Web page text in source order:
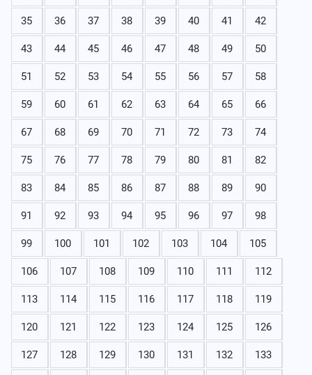
35 36 37 38 39 40 41 42
43 44 45 46 47 48 49 50
51 52 53 54 55 56 57 58
59 60 61 62 63 64 65 66
67 68 69 70 71 72 73 74
75 76 77 78 79 80 81 82
83 84 85 86 87 88 89 90
91 92 93 94 95 96 97 98
99 100 101 102 103 104 105
106 107 108 109 110 111 112
113 114 115 116 117 118 119
120 121 122 123 124 125 126
127 128 129 130 131 132 133